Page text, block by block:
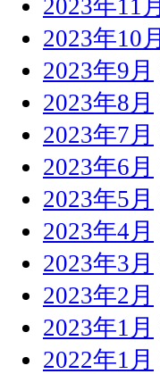
2023年11月
2023年10月
2023年9月
2023年8月
2023年7月
2023年6月
2023年5月
2023年4月
2023年3月
2023年2月
2023年1月
2022年1月